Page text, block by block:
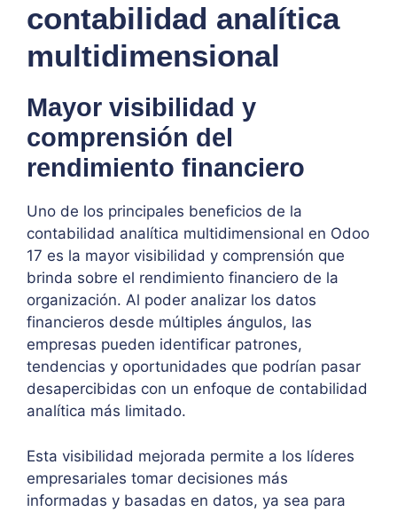
contabilidad analítica
multidimensional
Mayor visibilidad y
comprensión del
rendimiento financiero
Uno de los principales beneficios de la
contabilidad analítica multidimensional en Odoo
17 es la mayor visibilidad y comprensión que
brinda sobre el rendimiento financiero de la
organización. Al poder analizar los datos
financieros desde múltiples ángulos, las
empresas pueden identificar patrones,
tendencias y oportunidades que podrían pasar
desapercibidas con un enfoque de contabilidad
analítica más limitado.
Esta visibilidad mejorada permite a los líderes
empresariales tomar decisiones más
informadas y basadas en datos, ya sea para